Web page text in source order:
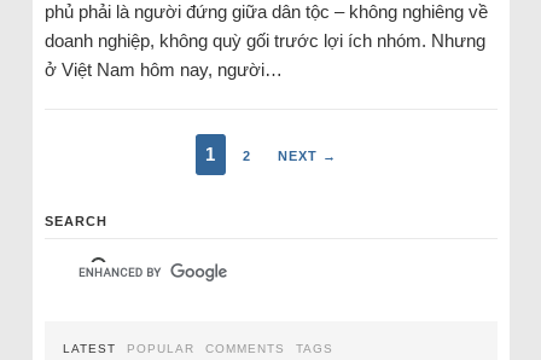
phủ phải là người đứng giữa dân tộc – không nghiêng về
doanh nghiệp, không quỳ gối trước lợi ích nhóm. Nhưng
ở Việt Nam hôm nay, người…
1 2 NEXT →
SEARCH
LATEST POPULAR COMMENTS TAGS